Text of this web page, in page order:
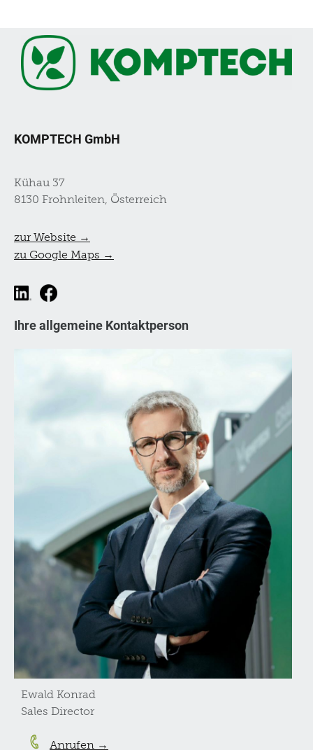
KOMPTECH GmbH
Kühau 37
8130 Frohnleiten, Österreich
zur Website →
zu Google Maps →
Ihre allgemeine Kontaktperson
Ewald Konrad
Sales Director
Anrufen →